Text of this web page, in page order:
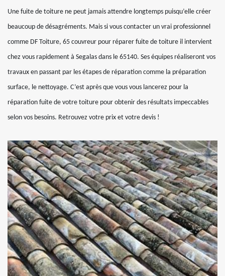
Une fuite de toiture ne peut jamais attendre longtemps puisqu’elle créer
beaucoup de désagréments. Mais si vous contacter un vrai professionnel
comme DF Toiture, 65 couvreur pour réparer fuite de toiture il intervient
chez vous rapidement à Segalas dans le 65140. Ses équipes réaliseront vos
travaux en passant par les étapes de réparation comme la préparation
surface, le nettoyage. C’est après que vous vous lancerez pour la
réparation fuite de votre toiture pour obtenir des résultats impeccables
selon vos besoins. Retrouvez votre prix et votre devis !